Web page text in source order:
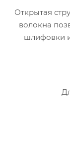
Открытая
волокна
шлифовки